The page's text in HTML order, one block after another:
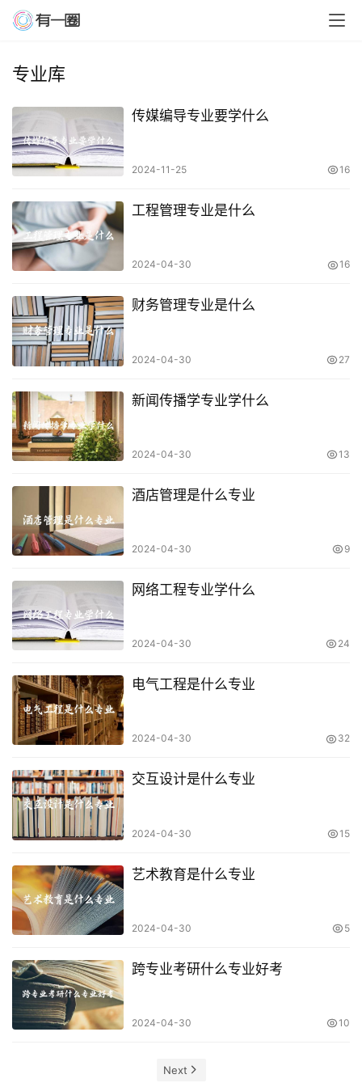
专业库
传媒编导专业要学什么
2024-11-25 16
工程管理专业是什么
2024-04-30 16
财务管理专业是什么
2024-04-30 27
新闻传播学专业学什么
2024-04-30 13
酒店管理是什么专业
2024-04-30 9
网络工程专业学什么
2024-04-30 24
电气工程是什么专业
2024-04-30 32
交互设计是什么专业
2024-04-30 15
艺术教育是什么专业
2024-04-30 5
跨专业考研什么专业好考
2024-04-30 10
Next